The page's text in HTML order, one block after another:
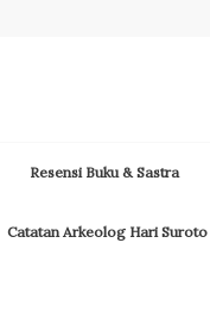
Resensi Buku & Sastra
Catatan Arkeolog Hari Suroto